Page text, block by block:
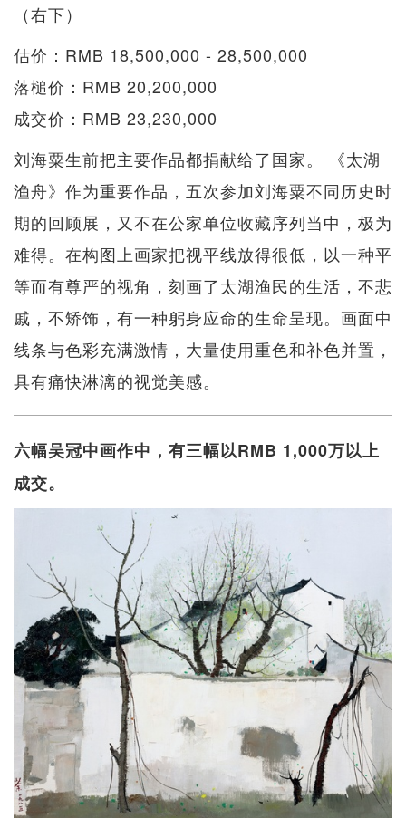
（右下）
估价：RMB 18,500,000 - 28,500,000
落槌价：RMB 20,200,000
成交价：RMB 23,230,000
刘海粟生前把主要作品都捐献给了国家。 《太湖
渔舟》作为重要作品，五次参加刘海粟不同历史时
期的回顾展，又不在公家单位收藏序列当中，极为
难得。在构图上画家把视平线放得很低，以一种平
等而有尊严的视角，刻画了太湖渔民的生活，不悲
戚，不矫饰，有一种躬身应命的生命呈现。画面中
线条与色彩充满激情，大量使用重色和补色并置，
具有痛快淋漓的视觉美感。
六幅吴冠中画作中，有三幅以RMB 1,000万以上
成交。